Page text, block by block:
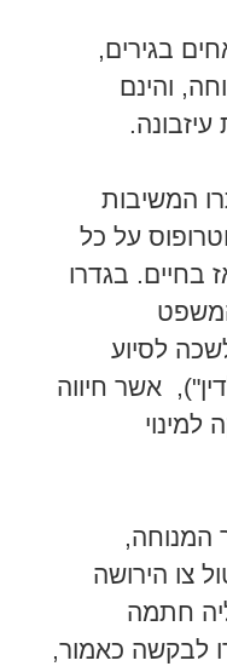
בגירים,
והינם
עיזבונה.
המשיבות
על כל
בחיים. בגדרו
לסיוע
אשר חיווה
למינוי
המנוחה,
צו הירושה
חתמה
לבקשה כאמור,